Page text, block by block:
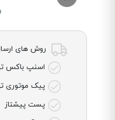
روش های
اسنپ باکس
پیک موتوری
پست پیشتاز